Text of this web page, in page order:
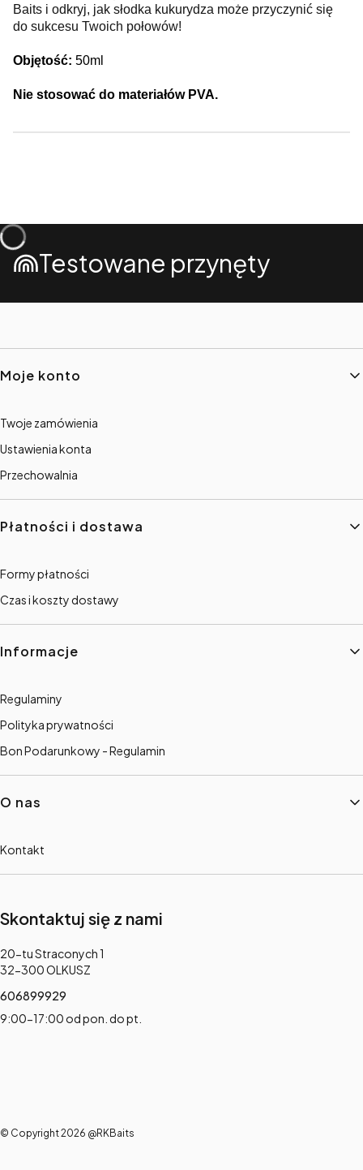
Baits i odkryj, jak słodka kukurydza może przyczynić się
do sukcesu Twoich połowów!
Objętość: 50ml
Nie stosować do materiałów PVA.
Testowane przynęty
Linki w stopce
Moje konto
Twoje zamówienia
Ustawienia konta
Przechowalnia
Płatności i dostawa
Formy płatności
Czas i koszty dostawy
Informacje
Regulaminy
Polityka prywatności
Bon Podarunkowy - Regulamin
O nas
Kontakt
Skontaktuj się z nami
Adres:
20-tu Straconych 1
32-300 OLKUSZ
606899929
9:00-17:00 od pon. do pt.
© Copyright 2026 @RKBaits